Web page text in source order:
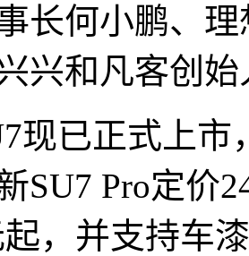
长何小鹏、
兴和凡客创
现已正式上市
SU7 Pro定价
起，并支持车